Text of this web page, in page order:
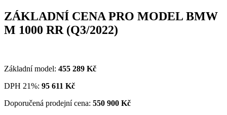
ZÁKLADNÍ CENA PRO MODEL BMW
M 1000 RR (Q3/2022)
Základní model: 455 289 Kč
DPH 21%: 95 611 Kč
Doporučená prodejní cena: 550 900 Kč